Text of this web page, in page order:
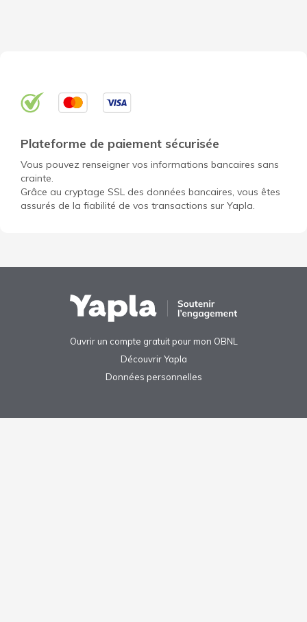
Plateforme de paiement sécurisée
Vous pouvez renseigner vos informations bancaires sans
crainte.
Grâce au cryptage SSL des données bancaires, vous êtes
assurés de la fiabilité de vos transactions sur Yapla.
Ouvrir un compte gratuit pour mon OBNL
Découvrir Yapla
Données personnelles